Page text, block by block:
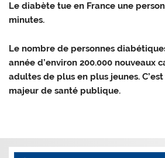
Le diabète tue en France une
minutes.
Le nombre de personnes
année d’environ 200.000 nouveaux
adultes de plus en plus jeunes.
majeur de santé publique.